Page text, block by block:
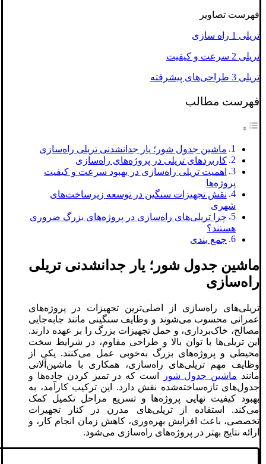
فهرست تصاویر
تریلی 1 راه سازی
تریلی 2 سرعت و کیفیت
تریلی 3 طراحی‌های پیشرفته
فهرست مطالب
ماشین جدول شور؛ یار جدانشدنی تریلی‌ راه‌سازی
کاربردهای تریلی در پروژه‌های راه‌سازی
اهمیت تریلی‌ راه‌سازی در بهبود سرعت و کیفیت
پروژه‌ها
نقش تجهیزات سنگین در توسعه زیرساخت‌های
شهری
چرا تریلی‌های راه‌سازی در پروژه‌های بزرگ ضروری
هستند؟
جمع بندی
ماشین جدول شور؛ یار جدانشدنی تریلی‌
راه‌سازی
تریلی‌های راه‌سازی از اصلی‌ترین تجهیزات در پروژه‌های
عمرانی محسوب می‌شوند و وظایف سنگینی مانند جابه‌جایی
مصالح، خاک‌برداری، و حمل تجهیزات بزرگ را بر عهده دارند.
این تریلی‌ها با توان بالا و طراحی مقاوم، در شرایط سخت
محیطی و پروژه‌های بزرگ به‌خوبی عمل می‌کنند. یکی از
وظایف مهم تریلی‌های راه‌سازی، همکاری با ماشین‌آلاتی
مانند ماشین جدول شور
است که در تمیز کردن جاده‌ها و
جدول‌های تازه‌ساخته‌شده نقش دارد. این ترکیب کارآمد، به
بهبود کیفیت نهایی پروژه‌ها و تسریع مراحل تکمیل کمک
می‌کند. استفاده از تریلی‌های مدرن در کنار تجهیزات
تخصصی، باعث افزایش بهره‌وری، کاهش زمان انجام کار، و
ارائه نتایج بهتر در پروژه‌های راه‌سازی می‌شود.